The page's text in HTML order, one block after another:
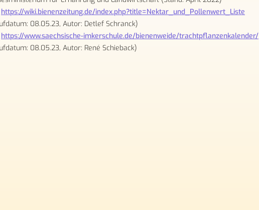
https://wiki.bienenzeitung.de/index.php?title=Nektar_und_Pollenwert_Liste
08.05.23, Autor: Detlef Schranck)
https://www.saechsische-imkerschule.de/bienenweide/trachtpflanzenkalender/
08.05.23, Autor: René Schieback)